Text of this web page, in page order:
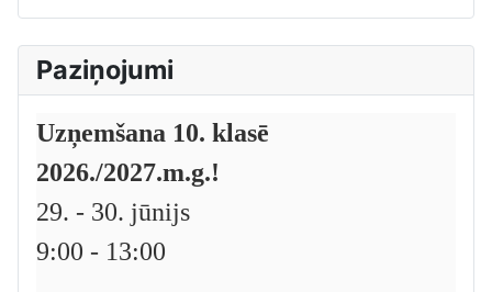
Paziņojumi
Uzņemšana 10. klasē
2026./2027.m.g.!
29. - 30. jūnijs
9:00 - 13:00